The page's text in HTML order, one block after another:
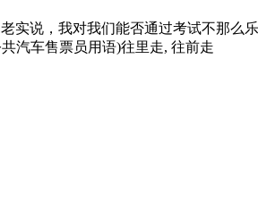
老实说，我对我们能否通过考试不那么乐
共汽车售票员用语)往里走, 往前走